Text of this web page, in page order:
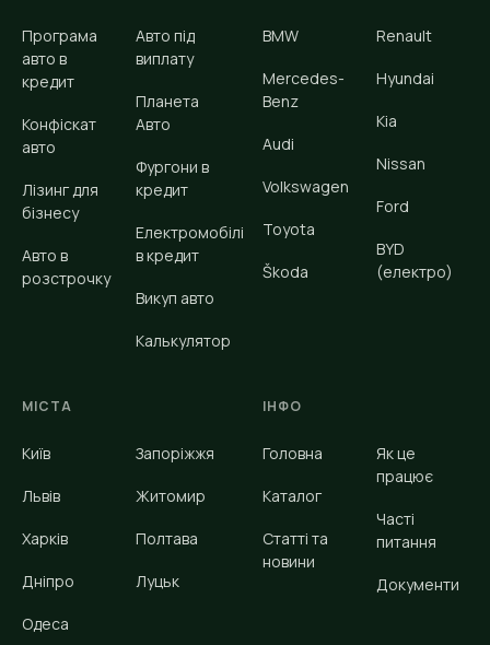
Програма
авто в
кредит
Конфіскат
авто
Лізинг для
бізнесу
Авто в
розстрочку
Авто під
виплату
Планета
Авто
Фургони в
кредит
Електромобілі
в кредит
Викуп авто
Калькулятор
BMW
Mercedes-
Benz
Audi
Volkswagen
Toyota
Škoda
Renault
Hyundai
Kia
Nissan
Ford
BYD
(електро)
МІСТА
Київ
Львів
Харків
Дніпро
Одеса
Запоріжжя
Житомир
Полтава
Луцьк
ІНФО
Головна
Каталог
Статті та
новини
Як це
працює
Часті
питання
Документи